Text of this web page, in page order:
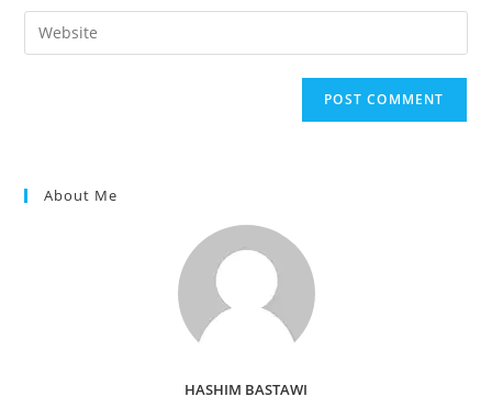
comment
email
address
Enter
your
About Me
HASHIM BASTAWI